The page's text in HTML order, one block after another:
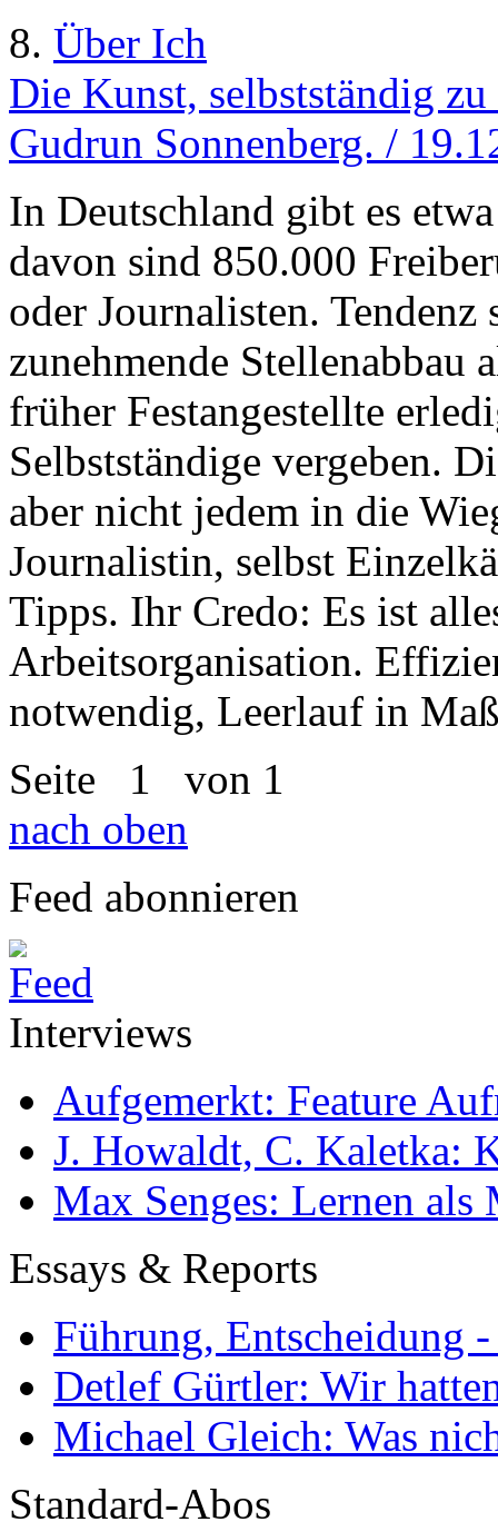
8. Über Ich
Die Kunst, selbstständig
Gudrun Sonnenberg. /
In Deutschland gibt es
davon sind 850.000
oder Journalisten.
zunehmende
früher Festangestellte
Selbstständige vergeben.
aber nicht jedem in die
Journalistin, selbst
Tipps. Ihr Credo: Es ist
Arbeitsorganisation.
notwendig, Leerlauf in
Seite 1 von 1
nach oben
Feed abonnieren
Interviews
Aufgemerkt: Feature
J. Howaldt, C. Kaletka:
Max Senges: Lernen als
Essays & Reports
Führung, Entscheidung
Detlef Gürtler: Wir
Michael Gleich: Was
Standard-Abos